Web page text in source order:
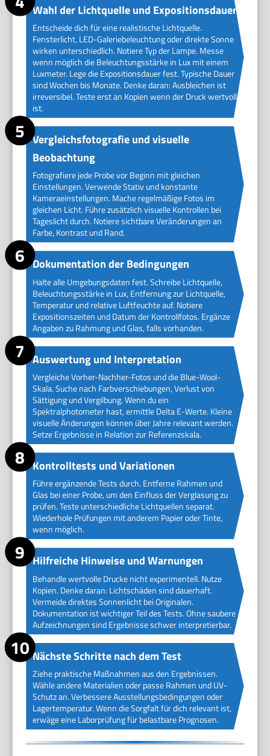
Wahl der Lichtquelle und Expositionsdauer
Entscheide dich für eine realistische Lichtquelle.
Fensterlicht, LED-Galeriebeleuchtung oder direkte Sonne
wirken unterschiedlich. Notiere Typ der Lampe. Messe
wenn möglich die Beleuchtungsstärke in Lux mit einem
Luxmeter. Lege die Expositionsdauer fest. Typische Dauer
sind Wochen bis Monate. Denke daran: Ausbleichen ist
irreversibel. Teste erst an Kopien wenn der Druck wertvoll
ist.
Vergleichsfotografie und visuelle
Beobachtung
Fotografiere jede Probe vor Beginn mit gleichen
Einstellungen. Verwende Stativ und konstante
Kameraeinstellungen. Mache regelmäßige Fotos im
gleichen Licht. Führe zusätzlich visuelle Kontrollen bei
Tageslicht durch. Notiere sichtbare Veränderungen an
Farbe, Kontrast und Rand.
Dokumentation der Bedingungen
Halte alle Umgebungsdaten fest. Schreibe Lichtquelle,
Beleuchtungsstärke in Lux, Entfernung zur Lichtquelle,
Temperatur und relative Luftfeuchte auf. Notiere
Expositionszeiten und Datum der Kontrollfotos. Ergänze
Angaben zu Rahmung und Glas, falls vorhanden.
Auswertung und Interpretation
Vergleiche Vorher-Nachher-Fotos und die Blue-Wool-
Skala. Suche nach Farbverschiebungen, Verlust von
Sättigung und Vergilbung. Wenn du ein
Spektralphotometer hast, ermittle Delta E-Werte. Kleine
visuelle Änderungen können über Jahre relevant werden.
Setze Ergebnisse in Relation zur Referenzskala.
Kontrolltests und Variationen
Führe ergänzende Tests durch. Entferne Rahmen und
Glas bei einer Probe, um den Einfluss der Verglasung zu
prüfen. Teste unterschiedliche Lichtquellen separat.
Wiederhole Prüfungen mit anderem Papier oder Tinte,
wenn möglich.
Hilfreiche Hinweise und Warnungen
Behandle wertvolle Drucke nicht experimentell. Nutze
Kopien. Denke daran: Lichtschäden sind dauerhaft.
Vermeide direktes Sonnenlicht bei Originalen.
Dokumentation ist wichtiger Teil des Tests. Ohne saubere
Aufzeichnungen sind Ergebnisse schwer interpretierbar.
Nächste Schritte nach dem Test
Ziehe praktische Maßnahmen aus den Ergebnissen.
Wähle andere Materialien oder passe Rahmen und UV-
Schutz an. Verbessere Ausstellungsbedingungen oder
Lagertemperatur. Wenn die Sorgfalt für dich relevant ist,
erwäge eine Laborprüfung für belastbare Prognosen.